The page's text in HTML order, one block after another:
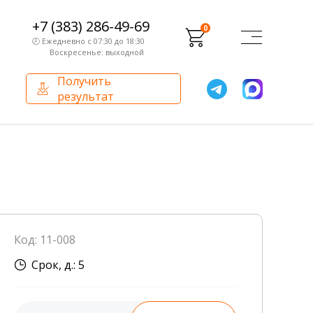
+7 (383) 286-49-69
🕗 Ежедневно с 07:30 до 18:30
Воскресенье: выходной
0
Получить
результат
Внутренний аудит
Сотрудники лаборатории
Код: 11-008
Срок, д.: 5